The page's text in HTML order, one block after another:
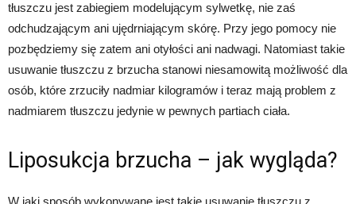
tłuszczu jest zabiegiem modelującym sylwetkę, nie zaś
odchudzającym ani ujędrniającym skórę. Przy jego pomocy nie
pozbędziemy się zatem ani otyłości ani nadwagi. Natomiast takie
usuwanie tłuszczu z brzucha stanowi niesamowitą możliwość dla
osób, które zrzuciły nadmiar kilogramów i teraz mają problem z
nadmiarem tłuszczu jedynie w pewnych partiach ciała.
Liposukcja brzucha – jak wygląda?